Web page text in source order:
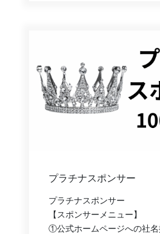
プラチナスポンサー
プラチナスポンサー
【スポンサーメニュー】
①公式ホームページへの社